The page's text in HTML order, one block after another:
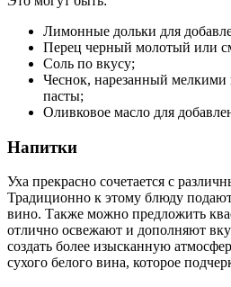
Лимонные дольки для
Перец черный молотый или
Соль по вкусу;
Чеснок, нарезанный мелкими
пасты;
Оливковое масло для
Напитки
Уха прекрасно сочетается с
Традиционно к этому блюду
вино. Также можно предложить
отлично освежают и дополняют
создать более изысканную
сухого белого вина, которое